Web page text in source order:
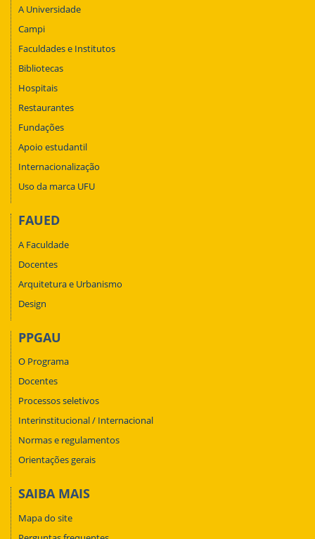
A Universidade
Campi
Faculdades e Institutos
Bibliotecas
Hospitais
Restaurantes
Fundações
Apoio estudantil
Internacionalização
Uso da marca UFU
FAUED
A Faculdade
Docentes
Arquitetura e Urbanismo
Design
PPGAU
O Programa
Docentes
Processos seletivos
Interinstitucional / Internacional
Normas e regulamentos
Orientações gerais
SAIBA MAIS
Mapa do site